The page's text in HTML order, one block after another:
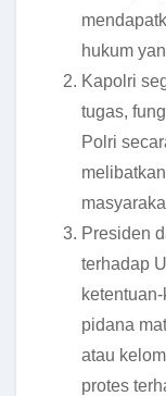
hukum
Kapolri
tugas,
Polri
Presiden
terhadap
pidana
atau
protes